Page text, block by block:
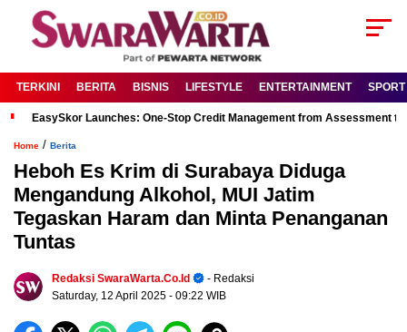
TERKINI BERITA BISNIS LIFESTYLE ENTERTAINMENT SPORT
EasySkor Launches: One-Stop Credit Management from Assessment
Home / Berita
Heboh Es Krim di Surabaya Diduga
Mengandung Alkohol, MUI Jatim
Tegaskan Haram dan Minta Penanganan
Tuntas
Redaksi SwaraWarta.co.id
- Redaksi
Saturday, 12 April 2025 - 09:22 WIB